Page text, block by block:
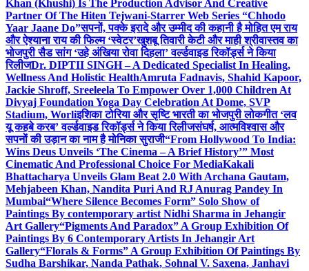
Khan (Khushi) Is The Production Advisor And Creative
Partner Of The Hiten Tejwani-Starrer Web Series “Chhodo
Yaar Jaane Do”सपनों, पक्के इरादे और उम्मीद की कहानी है मोहित एम राय
और ऐश्याना राय की फिल्म ‘स्वेटर’खुशबू तिवारी केटी और माही श्रीवास्तव का
भोजपुरी सैड सांग ‘उहे अंखिया रोवा दिहला’ वर्ल्डवाइड रिकॉर्ड्स ने किया
रिलीजDr. DIPTII SINGH – A Dedicated Specialist In Healing,
Wellness And Holistic HealthAmruta Fadnavis, Shahid Kapoor,
Jackie Shroff, Sreeleela To Empower Over 1,000 Children At
Divyaj Foundation Yoga Day Celebration At Dome, SVP
Stadium, Worliइशिका टोरिया और सृष्टि भारती का भोजपुरी लोकगीत ‘लव
यू कहबे करब’ वर्ल्डवाइड रिकॉर्ड्स ने किया रिलीजसंघर्ष, आत्मविश्वास और
सपनों की उड़ान का नाम है मोनिका सुराजी“From Hollywood To India:
Wins Deus Unveils ‘The Cinema – A Brief History’” Most
Cinematic And Professional Choice For MediaKakali
Bhattacharya Unveils Glam Beat 2.0 With Archana Gautam,
Mehjabeen Khan, Nandita Puri And RJ Anurag Pandey In
Mumbai“Where Silence Becomes Form” Solo Show of
Paintings By contemporary artist Nidhi Sharma in Jehangir
Art Gallery“Pigments And Paradox” A Group Exhibition Of
Paintings By 6 Contemporary Artists In Jehangir Art
Gallery“Florals & Forms” A Group Exhibition Of Paintings By
Sudha Barshikar, Nanda Pathak, Sohnal V. Saxena, Janhavi